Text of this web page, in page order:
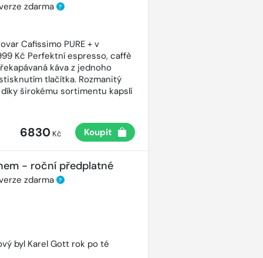
zdarma ?
Cafissimo PURE + v
Kč Perfektní espresso, caffè
káva z jednoho
tlačítka. Rozmanitý
širokému sortimentu kapslí
6830Kč Koupit
- roční předplatné
zdarma ?
byl Karel Gott rok po té